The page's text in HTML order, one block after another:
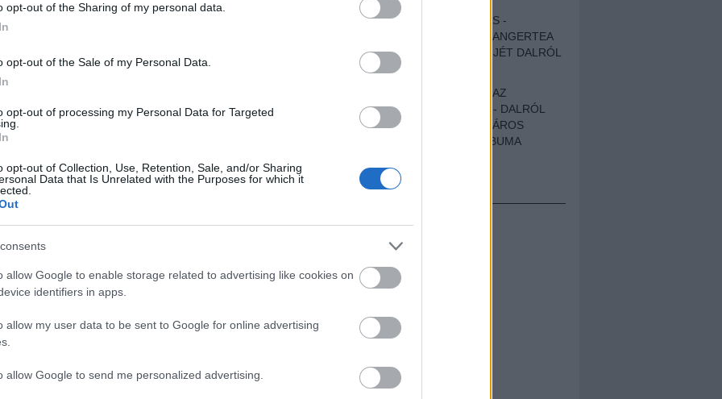
opt-out of the Sharing of my personal data.
opt-out of the Sale of my Personal Data.
opt-out of processing my Personal Data for Targeted
opt-out of Collection, Use, Retention, Sale, and/or Sharing
Data that Is Unrelated with the Purposes for which it
allow Google to enable storage related to advertising like cookies on
identifiers in apps.
allow my user data to be sent to Google for online advertising
allow Google to send me personalized advertising.
Nikolett (JéPicture) készítette.
CROCODILE NERVES -
HALLGASD MEG AZ ANGERTEA
MA MEGJELENT EP-JÉT DALRÓL
DALRA!
A FELELŐSSÉGTŐL AZ
ELLOPOTT FÖLDIG - DALRÓL
DALRA A KÉPZELT VÁROS
SAMIZDAT CÍMŰ ALBUMA
HIRDETÉS